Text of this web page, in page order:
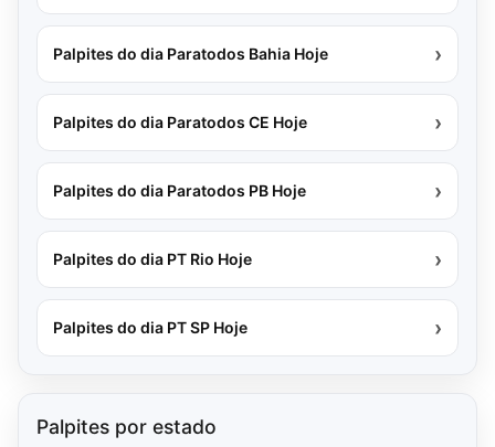
Palpites do dia Paratodos Bahia Hoje ›
Palpites do dia Paratodos CE Hoje ›
Palpites do dia Paratodos PB Hoje ›
Palpites do dia PT Rio Hoje ›
Palpites do dia PT SP Hoje ›
Palpites por estado